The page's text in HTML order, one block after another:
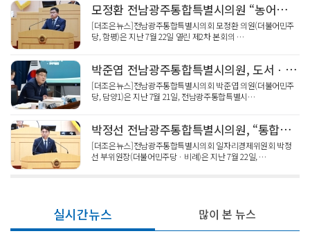
모정환 전남광주통합특별시의원 “농어촌 기본소득 전면 시행으로 도농 상생 미래 열어야”
[더조은뉴스]전남광주통합특별시의회 모정환 의원(더불어민주
당, 함평)은 지난 7월 22일 열린 제2차 본회의 …
박준엽 전남광주통합특별시의원, 도서ㆍ벽지 품는 통합 AI교수학습플랫폼 주문
[더조은뉴스]전남광주통합특별시의회 박준엽 의원(더불어민주
당, 담양1)은 지난 7월 21일, 전남광주통합특별시…
박정선 전남광주통합특별시의원, “통합특별시 노동ㆍ일자리 조례 제정으로 권익 보호와 상생 발전 계기 되길”
[더조은뉴스]전남광주통합특별시의회 일자리경제위원회 박정
선 부위원장(더불어민주당ㆍ비례)은 지난 7월 22일, …
실시간뉴스 많이 본 뉴스